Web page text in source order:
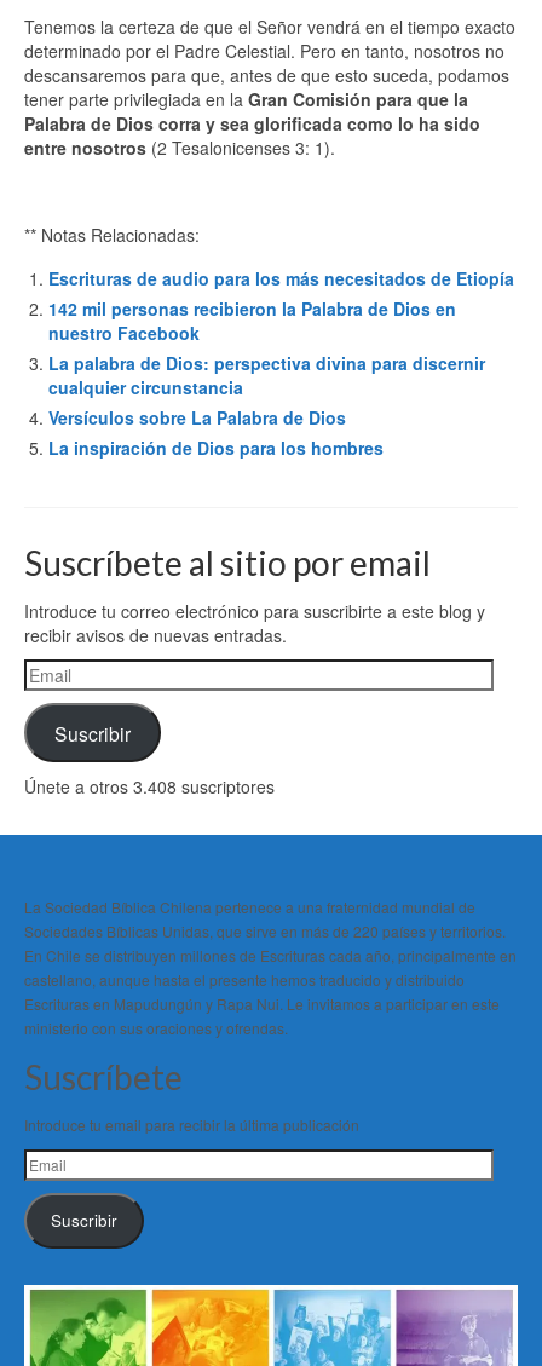
Tenemos la certeza de que el Señor vendrá en el tiempo exacto
determinado por el Padre Celestial. Pero en tanto, nosotros no
descansaremos para que, antes de que esto suceda, podamos
tener parte privilegiada en la Gran Comisión para que la
Palabra de Dios corra y sea glorificada como lo ha sido
entre nosotros (2 Tesalonicenses 3: 1).
** Notas Relacionadas:
Escrituras de audio para los más necesitados de Etiopía
142 mil personas recibieron la Palabra de Dios en
nuestro Facebook
La palabra de Dios: perspectiva divina para discernir
cualquier circunstancia
Versículos sobre La Palabra de Dios
La inspiración de Dios para los hombres
Suscríbete al sitio por email
Introduce tu correo electrónico para suscribirte a este blog y
recibir avisos de nuevas entradas.
Email
Suscribir
Únete a otros 3.408 suscriptores
La Sociedad Bíblica Chilena pertenece a una fraternidad mundial de
Sociedades Bíblicas Unidas, que sirve en más de 220 países y territorios.
En Chile se distribuyen millones de Escrituras cada año, principalmente en
castellano, aunque hasta el presente hemos traducido y distribuido
Escrituras en Mapudungún y Rapa Nui. Le invitamos a participar en este
ministerio con sus oraciones y ofrendas.
Suscríbete
Introduce tu email para recibir la última publicación
Email
Suscribir